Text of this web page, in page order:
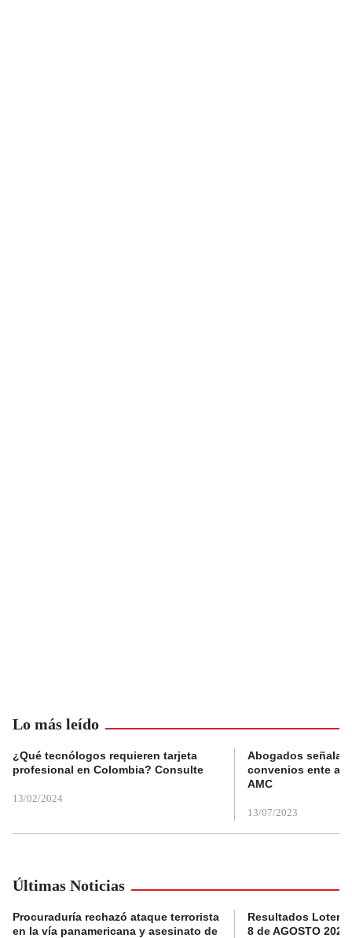
Lo más leído
¿Qué tecnólogos requieren tarjeta
profesional en Colombia? Consulte
13/02/2024
Abogados
convenios ente
AMC
13/07/2023
Últimas Noticias
Procuraduría rechazó ataque terrorista
en la vía panamericana y asesinato de
Resultados Lotería
8 de AGOSTO